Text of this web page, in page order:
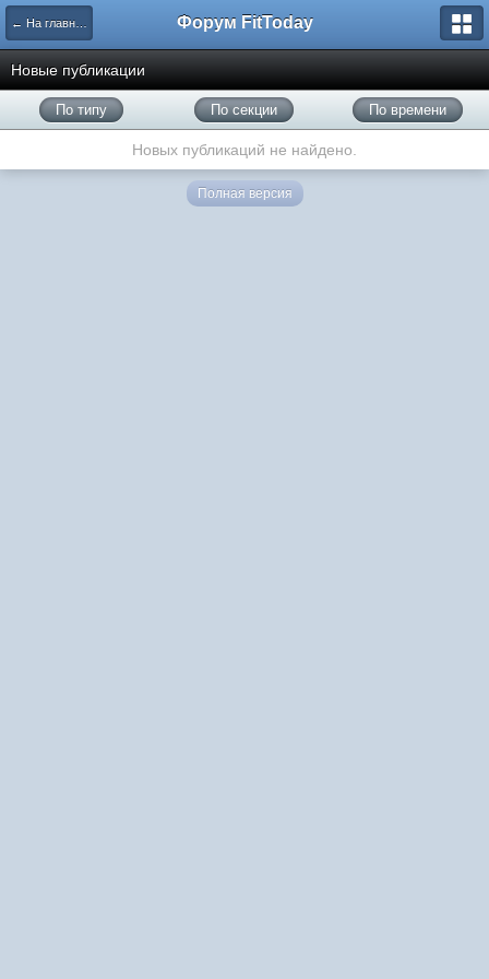
← На главную Форум FitToday
Новые публикации
По типу По секции По времени
Новых публикаций не найдено.
Полная версия